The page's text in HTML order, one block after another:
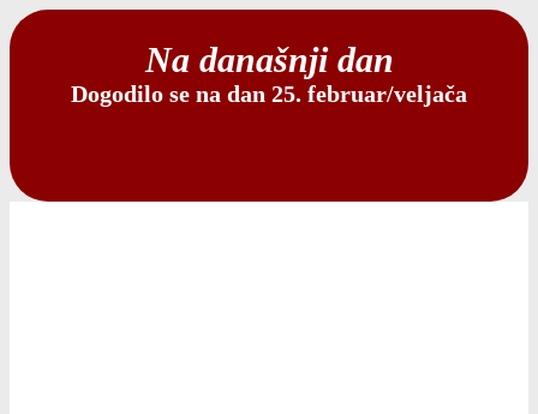
Na današnji dan
Dogodilo se na dan 25. februar/veljača